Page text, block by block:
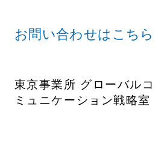
お問い合わせはこちら
東京事業所 グローバルコ
ミュニケーション戦略室